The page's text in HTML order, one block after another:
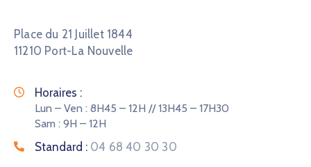
Place du 21 Juillet 1844
11210 Port-La Nouvelle
Horaires :
Lun – Ven : 8H45 – 12H // 13H45 – 17H30
Sam : 9H – 12H
Standard : 04 68 40 30 30